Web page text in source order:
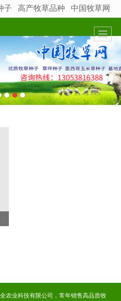
很遗憾，因您的浏览器版本过低导致无法获得最佳浏览体验，推荐下载安装谷歌浏览器！
子 高产牧草品种 中国牧草网
农业科技有限公司，常年销售高品质牧